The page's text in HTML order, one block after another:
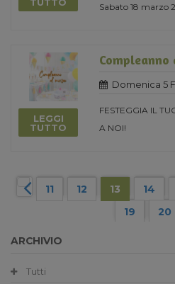
TUTTO
Sabato 18 marzo
LEGGI
TUTTO
Domenica 5
FESTEGGIA IL
A NOI!
11 12 13 14
19
20
ARCHIVIO
Tutti